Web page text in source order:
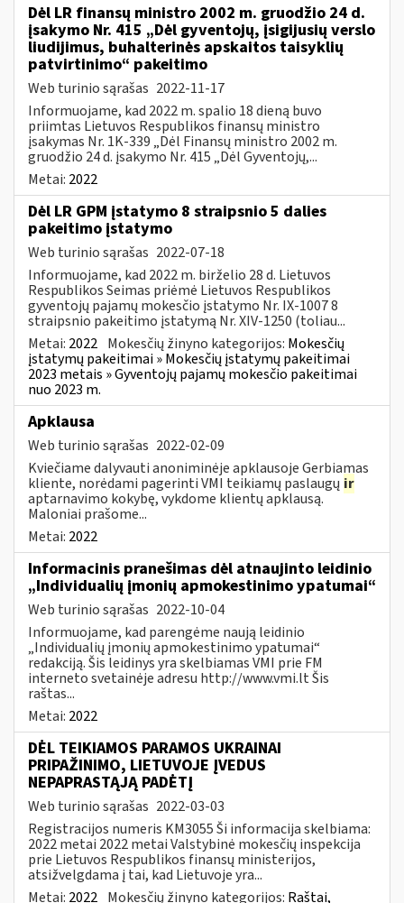
Dėl LR finansų ministro 2002 m. gruodžio 24 d.
įsakymo Nr. 415 „Dėl gyventojų, įsigijusių verslo
liudijimus, buhalterinės apskaitos taisyklių
patvirtinimo“ pakeitimo
Web turinio sąrašas 2022-11-17
Informuojame, kad 2022 m. spalio 18 dieną buvo
priimtas Lietuvos Respublikos finansų ministro
įsakymas Nr. 1K-339 „Dėl Finansų ministro 2002 m.
gruodžio 24 d. įsakymo Nr. 415 „Dėl Gyventojų,...
Metai: 2022
Dėl LR GPM įstatymo 8 straipsnio 5 dalies
pakeitimo įstatymo
Web turinio sąrašas 2022-07-18
Informuojame, kad 2022 m. birželio 28 d. Lietuvos
Respublikos Seimas priėmė Lietuvos Respublikos
gyventojų pajamų mokesčio įstatymo Nr. IX-1007 8
straipsnio pakeitimo įstatymą Nr. XIV-1250 (toliau...
Metai: 2022 Mokesčių žinyno kategorijos: Mokesčių
įstatymų pakeitimai » Mokesčių įstatymų pakeitimai
2023 metais » Gyventojų pajamų mokesčio pakeitimai
nuo 2023 m.
Apklausa
Web turinio sąrašas 2022-02-09
Kviečiame dalyvauti anoniminėje apklausoje Gerbiamas
kliente, norėdami pagerinti VMI teikiamų paslaugų ir
aptarnavimo kokybę, vykdome klientų apklausą.
Maloniai prašome...
Metai: 2022
Informacinis pranešimas dėl atnaujinto leidinio
„Individualių įmonių apmokestinimo ypatumai“
Web turinio sąrašas 2022-10-04
Informuojame, kad parengėme naują leidinio
„Individualių įmonių apmokestinimo ypatumai“
redakciją. Šis leidinys yra skelbiamas VMI prie FM
interneto svetainėje adresu http://www.vmi.lt Šis
raštas...
Metai: 2022
DĖL TEIKIAMOS PARAMOS UKRAINAI
PRIPAŽINIMO, LIETUVOJE ĮVEDUS
NEPAPRASTĄJĄ PADĖTĮ
Web turinio sąrašas 2022-03-03
Registracijos numeris KM3055 Ši informacija skelbiama:
2022 metai 2022 metai Valstybinė mokesčių inspekcija
prie Lietuvos Respublikos finansų ministerijos,
atsižvelgdama į tai, kad Lietuvoje yra...
Metai: 2022 Mokesčių žinyno kategorijos: Raštai,